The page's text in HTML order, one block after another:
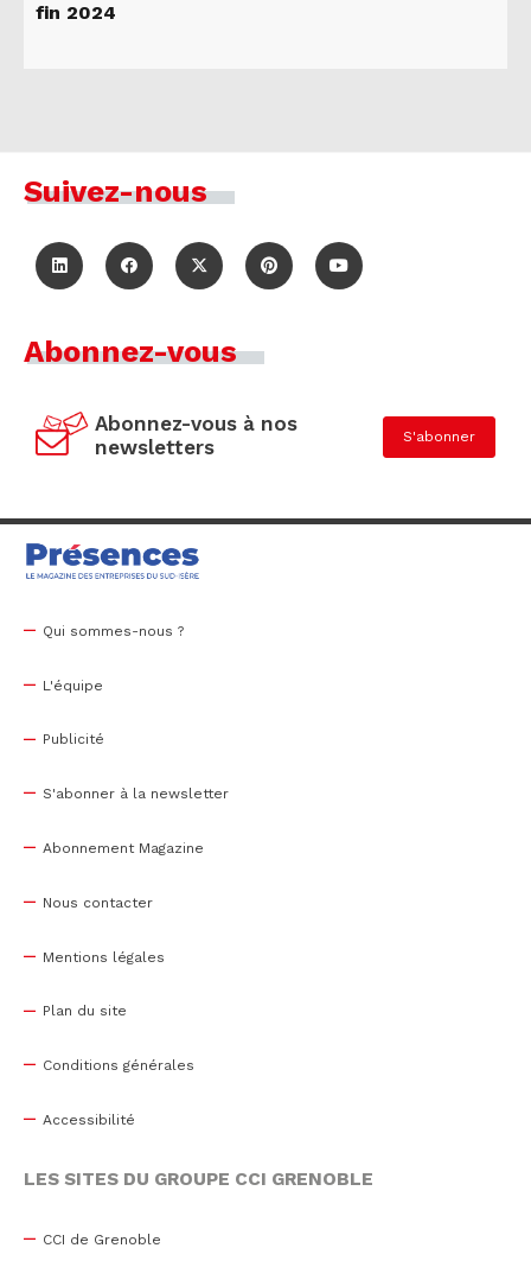
fin 2024
Suivez-nous
Abonnez-vous
Abonnez-vous à nos
newsletters
S'abonner
Qui sommes-nous ?
L'équipe
Publicité
S'abonner à la newsletter
Abonnement Magazine
Nous contacter
Mentions légales
Plan du site
Conditions générales
Accessibilité
LES SITES DU GROUPE CCI GRENOBLE
CCI de Grenoble